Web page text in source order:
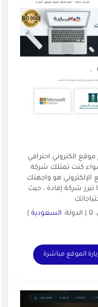
الكتروني احترافي
كنت تمتلك شركة
هو واجهتك
تبرز شركة إفادة ، حيث
السعودية|
الموقع مباشرة